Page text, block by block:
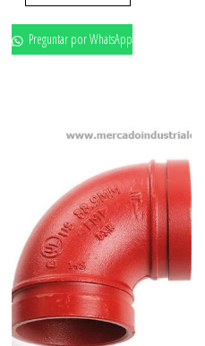
Preguntar por WhatsApp